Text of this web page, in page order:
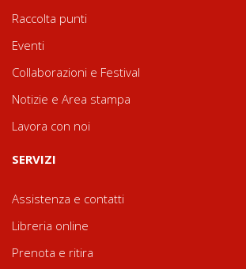
Raccolta punti
Eventi
Collaborazioni e Festival
Notizie e Area stampa
Lavora con noi
SERVIZI
Assistenza e contatti
Libreria online
Prenota e ritira